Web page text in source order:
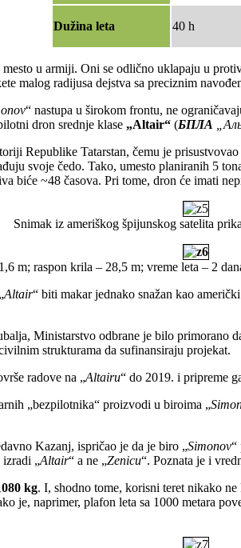
Dužina leta 40 h
mesto u armiji. Oni se odlično uklapaju u
malog radijusa dejstva sa preciznim
“ nastupa u širokom frontu, ne
dron srednje klase „Altair“ (БПЛА
Republike Tatarstan, čemu je
svoje čedo. Tako, umesto planiranih 5
biće ~48 časova. Pri tome, dron će imati
Snimak iz ameriškog špijunskog satelita
m; raspon krila – 28,5 m; vreme leta – 2
Altair“ biti makar jednako snažan kao
Ministarstvo odbrane je bilo primorano
strukturama da sufinansiraju projekat.
radove na „Altairu“ do 2019. i pripreme
„bezpilotnika“ proizvodi u biroima „
Kazanj, ispričao je da je biro „Simonov“
izradi „Altair“ a ne „Zenicu“. Poznata je i
kg. I, shodno tome, korisni teret nikako
je, naprimer, plafon leta sa 1000 metara